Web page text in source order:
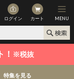
ログイン カート MENU
！ ※税抜
特集を見る